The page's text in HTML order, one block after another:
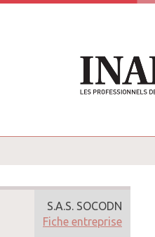
S.A.S. SOCODN
Fiche entreprise